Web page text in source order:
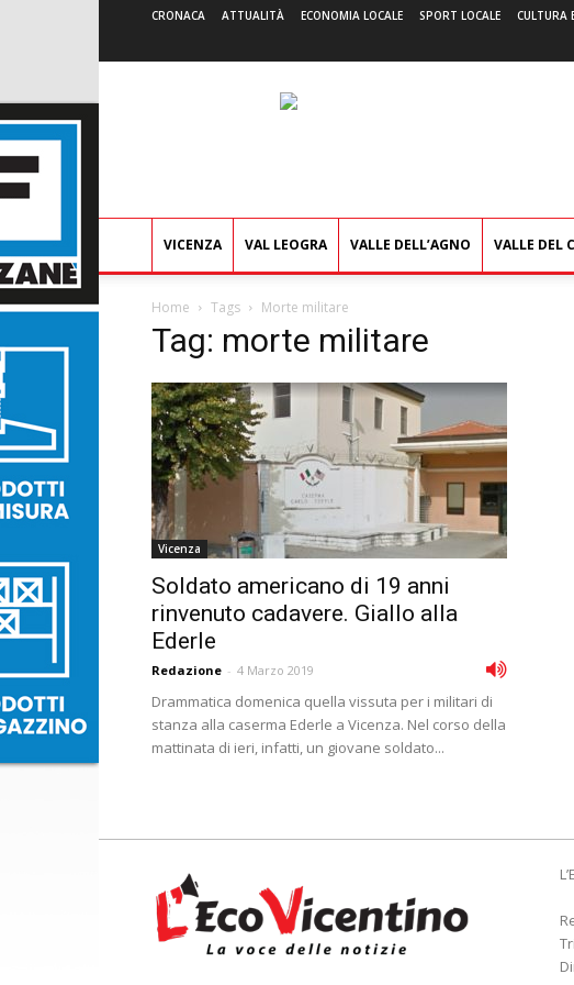
CRONACA ATTUALITÀ ECONOMIA LOCALE SPORT LOCALE CULTURA
VICENZA VAL LEOGRA VALLE DELL’AGNO VALLE DEL
Home Tags Morte militare
Tag: morte militare
Vicenza
Soldato americano di 19 anni
rinvenuto cadavere. Giallo alla
Ederle
Redazione - 4 Marzo 2019
Drammatica domenica quella vissuta per i militari di
stanza alla caserma Ederle a Vicenza. Nel corso della
mattinata di ieri, infatti, un giovane soldato...